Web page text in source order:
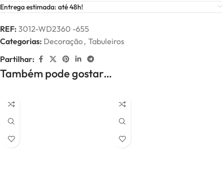
Entrega estimada: até 48h!
REF: 3012-WD2360 -655
Categorias: Decoração, Tabuleiros
Partilhar:
Também pode gostar…